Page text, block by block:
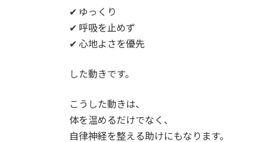
✔ ゆっくり
✔ 呼吸を止めず
✔ 心地よさを優先
した動きです。
こうした動きは、
体を温めるだけでなく、
自律神経を整える助けにもなります。